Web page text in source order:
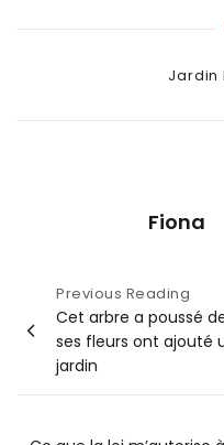
Jardin
Fiona
Navigation
de
l’article
Previous Reading
Cet arbre a poussé
ses fleurs ont ajouté
jardin